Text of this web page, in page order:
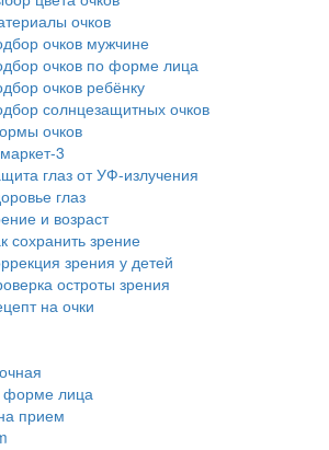
очков
очков мужчине
очков по форме лица
очков ребёнку
солнцезащитных очков
очков
3
глаз от УФ-излучения
глаз
и возраст
сохранить зрение
зрения у детей
остроты зрения
на очки
форме лица
прием